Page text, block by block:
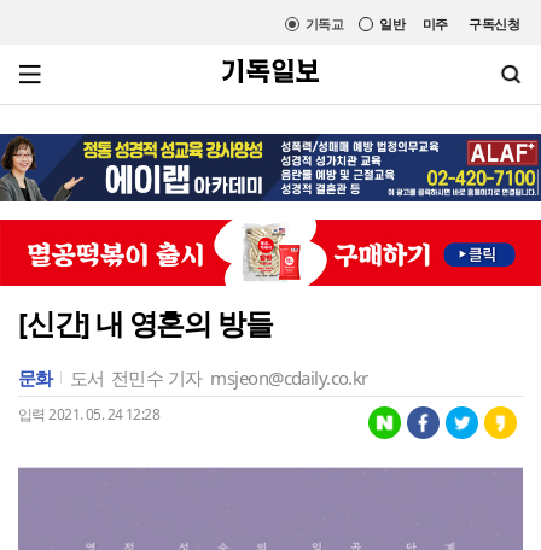
미주 구독신청
일반
기독교
[신간] 내 영혼의 방들
문화 도서 전민수 기자 msjeon@cdaily.co.kr
입력 2021. 05. 24 12:28